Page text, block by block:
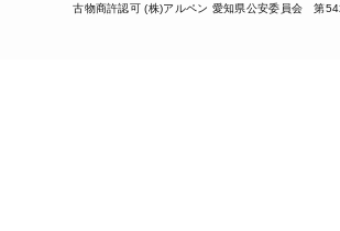
古物商許認可 (株)アルペン 愛知県公安委員会 第